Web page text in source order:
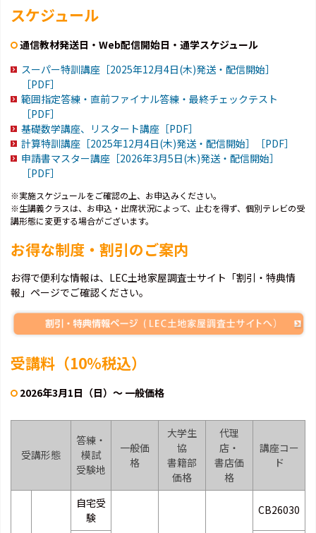
スケジュール
通信教材発送日・Web配信開始日・通学スケジュール
スーパー特訓講座［2025年12月4日(木)発送・配信開始］
［PDF］
範囲指定答練・直前ファイナル答練・最終チェックテスト
［PDF］
基礎数学講座、リスタート講座［PDF］
計算特訓講座［2025年12月4日(木)発送・配信開始］［PDF］
申請書マスター講座［2026年3月5日(木)発送・配信開始］
［PDF］
※実施スケジュールをご確認の上、お申込みください。
※生講義クラスは、お申込・出席状況によって、止むを得ず、個別テレビの受
講形態に変更する場合がございます。
お得な制度・割引のご案内
お得で便利な情報は、LEC土地家屋調査士サイト「割引・特典情
報」ページでご確認ください。
受講料（10％税込）
2026年3月1日（日）～ 一般価格
受講形態
答練・
模試
受験地
一般価
格
大学生
協
書籍部
価格
代理
店・
書店価
格
講座コー
ド
自宅受
験
CB26030